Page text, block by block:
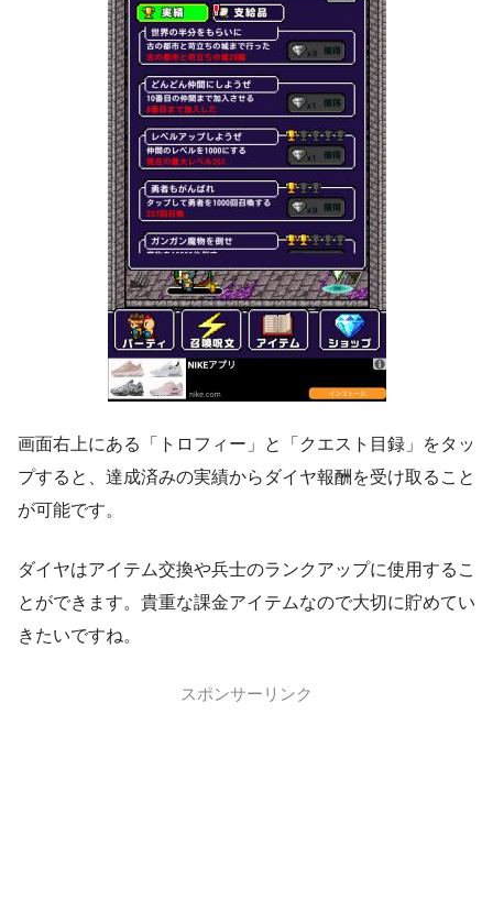
画面右上にある「トロフィー」と「クエスト目録」をタッ
プすると、達成済みの実績からダイヤ報酬を受け取ること
が可能です。
ダイヤはアイテム交換や兵士のランクアップに使用するこ
とができます。貴重な課金アイテムなので大切に貯めてい
きたいですね。
スポンサーリンク